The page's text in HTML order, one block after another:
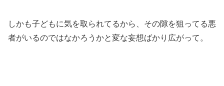
しかも子どもに気を取られてるから、その隙を狙ってる悪
者がいるのではなかろうかと変な妄想ばかり広がって。